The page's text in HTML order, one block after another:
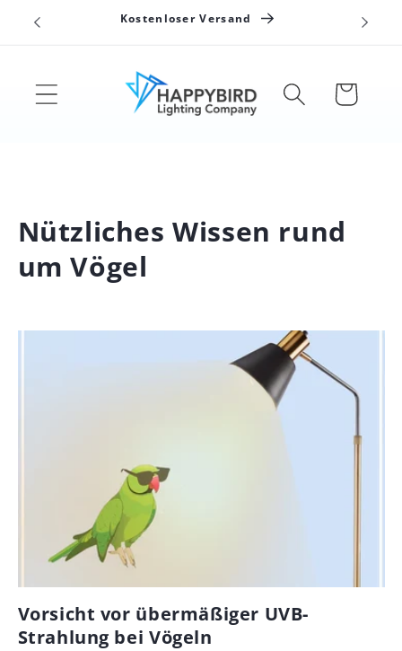
zum
Kostenloser Versand
Warenkorb
Nützliches Wissen rund
um Vögel
Vorsicht vor übermäßiger UVB-
Strahlung bei Vögeln